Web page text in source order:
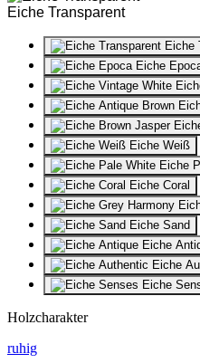
Eiche Transparent
Eiche
Eiche
Eiche Weiß
Eiche
Eiche Coral
Eiche Sand
Eiche
Eiche
Eiche
Holzcharakter
ruhig